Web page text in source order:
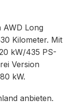
AWD Long
Kilometer. Mit
kW/435 PS-
Version
kW.
anbieten.